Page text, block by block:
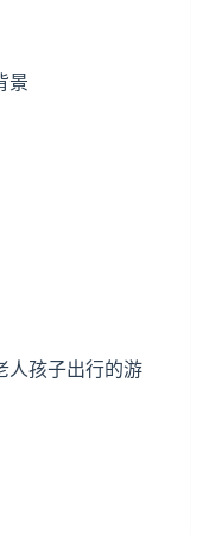
景
人孩子出行的游